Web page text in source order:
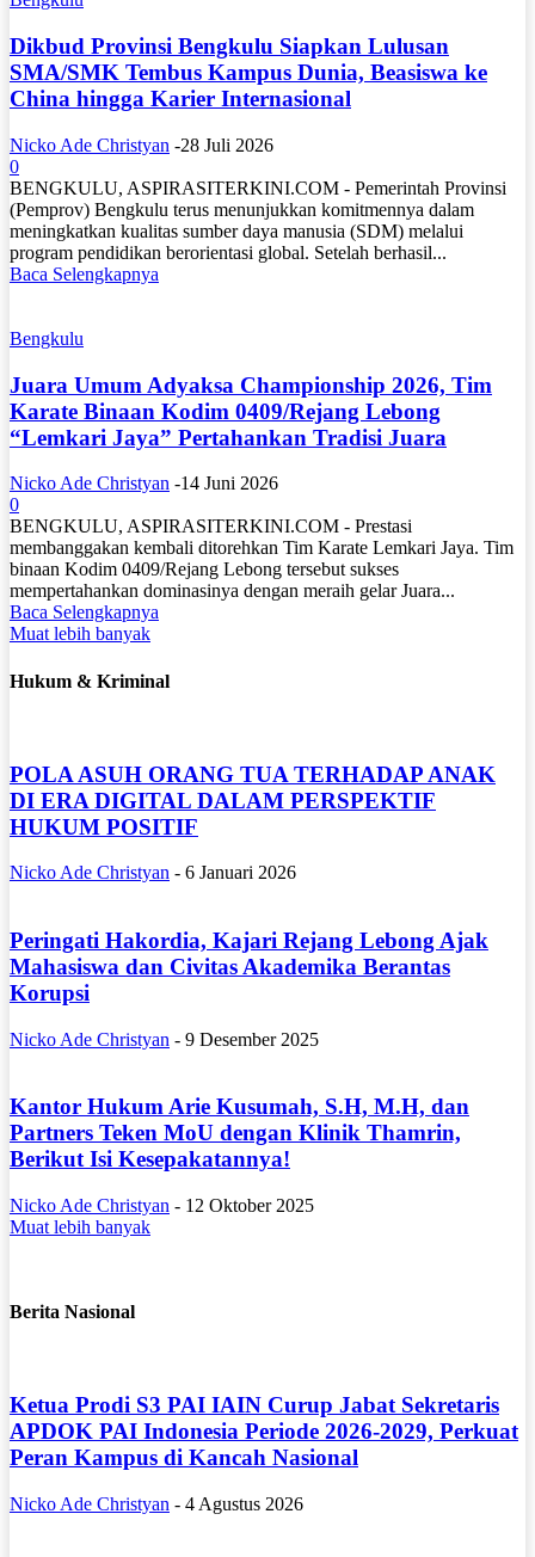
Dikbud Provinsi Bengkulu Siapkan Lulusan
SMA/SMK Tembus Kampus Dunia, Beasiswa ke
China hingga Karier Internasional
Nicko Ade Christyan -28 Juli 2026
0
BENGKULU, ASPIRASITERKINI.COM - Pemerintah Provinsi
(Pemprov) Bengkulu terus menunjukkan komitmennya dalam
meningkatkan kualitas sumber daya manusia (SDM) melalui
program pendidikan berorientasi global. Setelah berhasil...
Baca Selengkapnya
Bengkulu
Juara Umum Adyaksa Championship 2026, Tim
Karate Binaan Kodim 0409/Rejang Lebong
“Lemkari Jaya” Pertahankan Tradisi Juara
Nicko Ade Christyan -14 Juni 2026
0
BENGKULU, ASPIRASITERKINI.COM - Prestasi
membanggakan kembali ditorehkan Tim Karate Lemkari Jaya. Tim
binaan Kodim 0409/Rejang Lebong tersebut sukses
mempertahankan dominasinya dengan meraih gelar Juara...
Baca Selengkapnya
Muat lebih banyak
Hukum & Kriminal
POLA ASUH ORANG TUA TERHADAP ANAK
DI ERA DIGITAL DALAM PERSPEKTIF
HUKUM POSITIF
Nicko Ade Christyan - 6 Januari 2026
Peringati Hakordia, Kajari Rejang Lebong Ajak
Mahasiswa dan Civitas Akademika Berantas
Korupsi
Nicko Ade Christyan - 9 Desember 2025
Kantor Hukum Arie Kusumah, S.H, M.H, dan
Partners Teken MoU dengan Klinik Thamrin,
Berikut Isi Kesepakatannya!
Nicko Ade Christyan - 12 Oktober 2025
Muat lebih banyak
Berita Nasional
Ketua Prodi S3 PAI IAIN Curup Jabat Sekretaris
APDOK PAI Indonesia Periode 2026-2029, Perkuat
Peran Kampus di Kancah Nasional
Nicko Ade Christyan - 4 Agustus 2026